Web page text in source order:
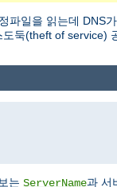
일을 읽는데 DNS
둑(theft of service)
는 ServerName과 서